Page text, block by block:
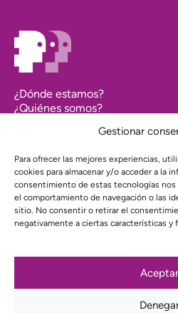
Gestionar
Para ofrecer las mejores experiencias,
cookies para almacenar y/o acceder a la
consentimiento de estas tecnologías
el comportamiento de navegación o las
sitio. No consentir o retirar el
negativamente a ciertas características y
Aceptar
¿Dónde estamos?
¿Quiénes somos?
Transparencia
Política de cookies (UE)
Política de privacidad